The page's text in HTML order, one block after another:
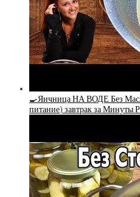
🍳Яичница НА ВОДЕ Без
питание) завтрак за Минуты